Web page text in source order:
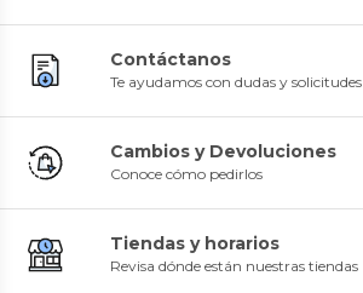
Contáctanos
Te ayudamos con dudas y solicitudes
Cambios y Devoluciones
Conoce cómo pedirlos
Tiendas y horarios
Revisa dónde están nuestras tiendas